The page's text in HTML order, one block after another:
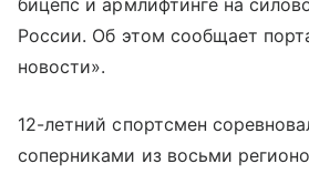
бицепс и армлифтинге на
России. Об этом сообщает
новости».
12-летний спортсмен
соперниками из восьми